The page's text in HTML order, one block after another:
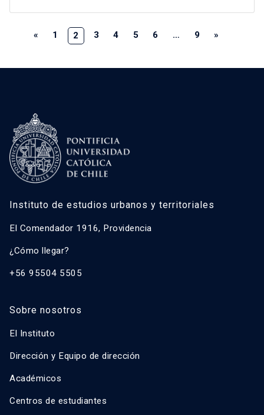
« 1 2 3 4 5 6 … 9 »
Instituto de estudios urbanos y territoriales
El Comendador 1916, Providencia
¿Cómo llegar?
+56 95504 5505
Sobre nosotros
El Instituto
Dirección y Equipo de dirección
Académicos
Centros de estudiantes